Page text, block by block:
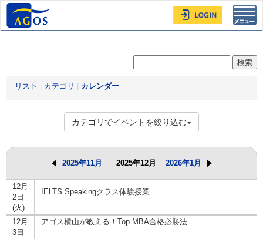
リスト カテゴリ カレンダー
カテゴリでイベントを絞り込む
2025年11月 2025年12月 2026年1月
12月
2日
(火)
IELTS Speakingクラス体験授業
12月
3日
アゴス横山が教える！Top MBA合格必勝法